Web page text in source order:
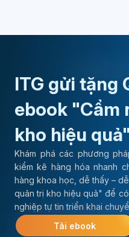
ITG gửi tặng
ebook "Cẩm
kho hiệu quả"
Khám phá các phương
kiểm kê hàng hóa nhanh
hàng khoa học, dễ thấy –
quản trị kho hiệu quả" để
nghiệp tự tin triển khai
Tải ebook